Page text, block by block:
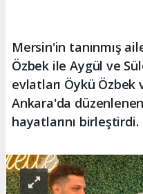
Mersin'in tanınmış
Özbek ile Aygül ve
evlatları Öykü Özbek
Ankara'da
hayatlarını birleştirdi.